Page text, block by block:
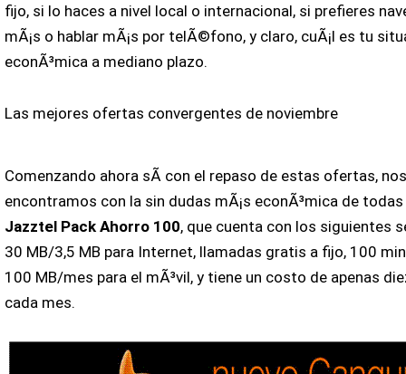
fijo, si lo haces a nivel local o internacional, si prefieres
mÃ¡s o hablar mÃ¡s por telÃ©fono, y claro, cuÃ¡l es tu
econÃ³mica a mediano plazo.
Las mejores ofertas convergentes de noviembre
Comenzando ahora sÃ­ con el repaso de estas ofertas,
encontramos con la sin dudas mÃ¡s econÃ³mica de todas
Jazztel Pack Ahorro 100, que cuenta con los siguientes
30 MB/3,5 MB para Internet, llamadas gratis a fijo, 100
100 MB/mes para el mÃ³vil, y tiene un costo de apenas
cada mes.